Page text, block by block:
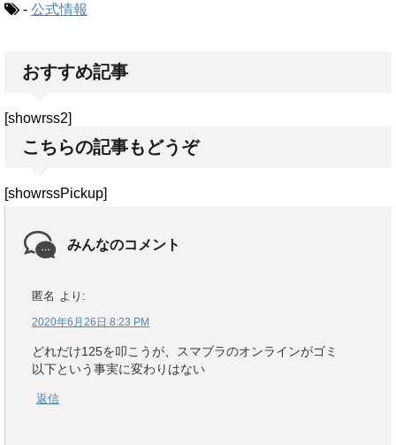
- 公式情報
おすすめ記事
[showrss2]
こちらの記事もどうぞ
[showrssPickup]
みんなのコメント
匿名 より:
2020年6月26日 8:23 PM
どれだけ125を叩こうが、スマブラのオンラインがゴミ
以下という事実に変わりはない
返信